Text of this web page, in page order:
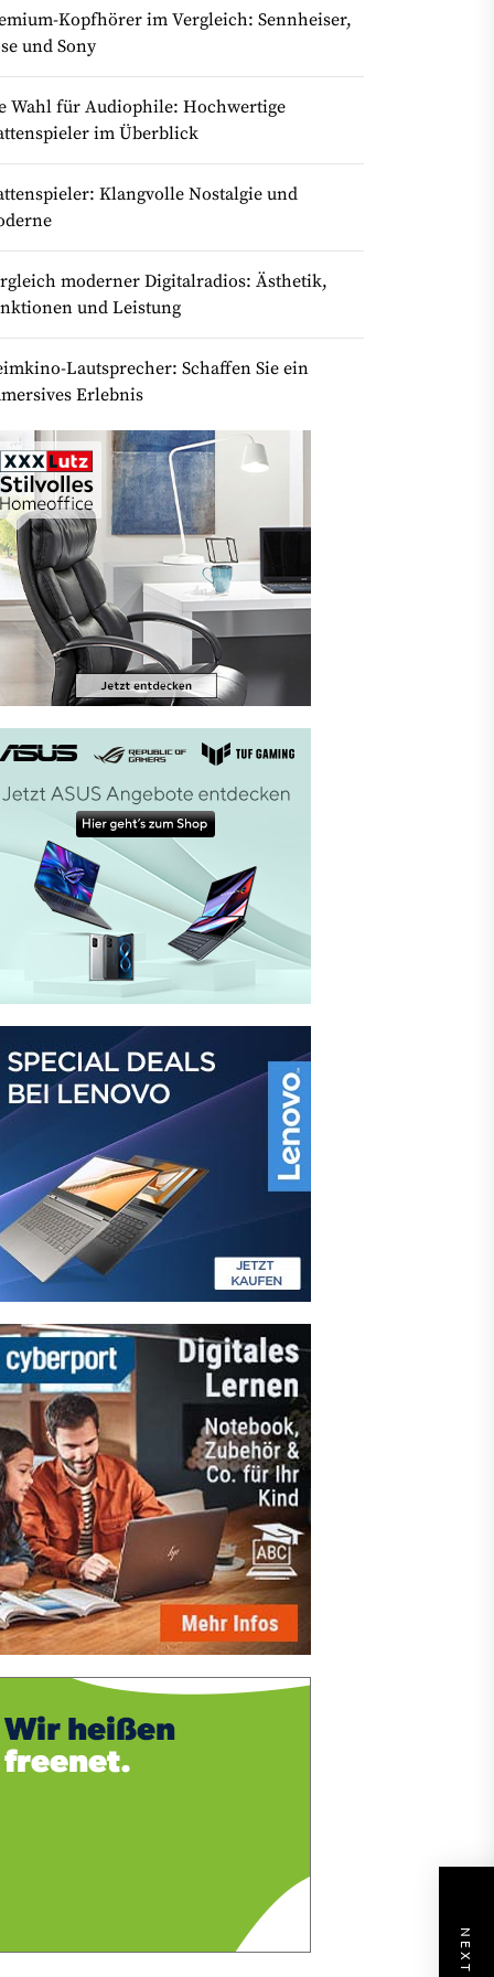
Kopfhörer im Vergleich: Sennheiser,
und Sony
Wahl für Audiophile: Hochwertige
im Überblick
Klangvolle Nostalgie und
moderner Digitalradios: Ästhetik,
und Leistung
Lautsprecher: Schaffen Sie ein
Erlebnis